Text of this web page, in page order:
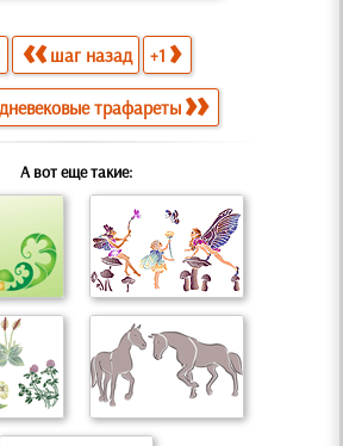
шаг назад +1
трафареты
А вот еще такие: